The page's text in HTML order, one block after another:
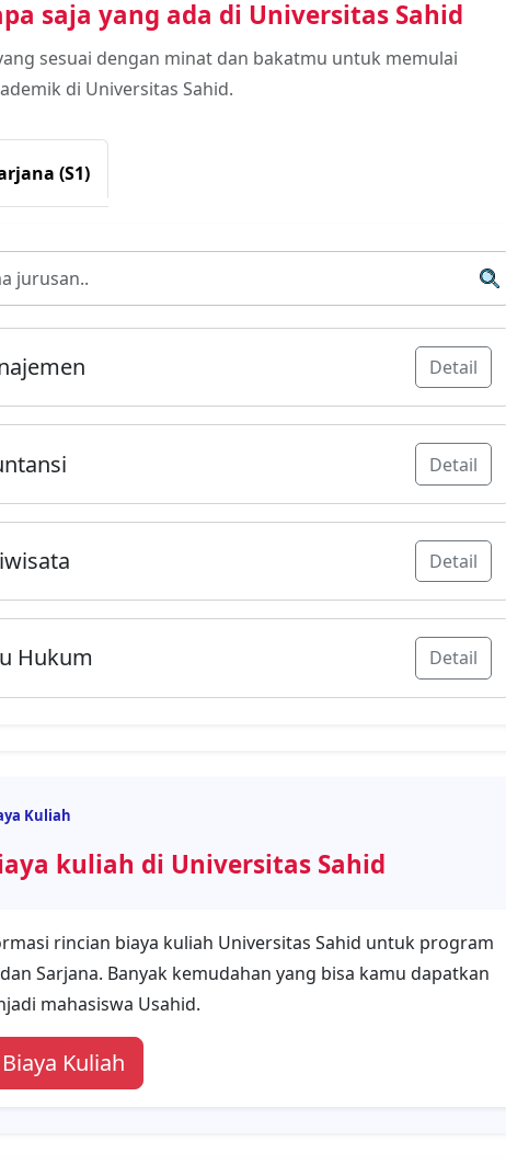
Detail
Kuliah
kuliah di Universitas Sahid
rincian biaya kuliah Universitas Sahid untuk program
Sarjana. Banyak kemudahan yang bisa kamu dapatkan
mahasiswa Usahid.
Kuliah
cara daftar kuliah di Universitas Sahid
Cara Mendaftar dan Persyaratan Dokumen
calon mahasiswa harus mengisi formulir pendaftaran
memilih periode, jalur, jenjang, gelombang, lokasi kampus,
studi yang diminati.
ini memerlukan pembayaran Biaya Formulir sebesar